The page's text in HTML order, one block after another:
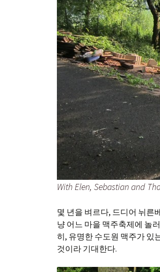
With Elen, Sebastian and
몇 년을 벼르다, 드디어 뉘른
냥 어느 마을 맥주축제에 놀
히, 유명한 수도원 맥주가 있
것이라 기대한다.